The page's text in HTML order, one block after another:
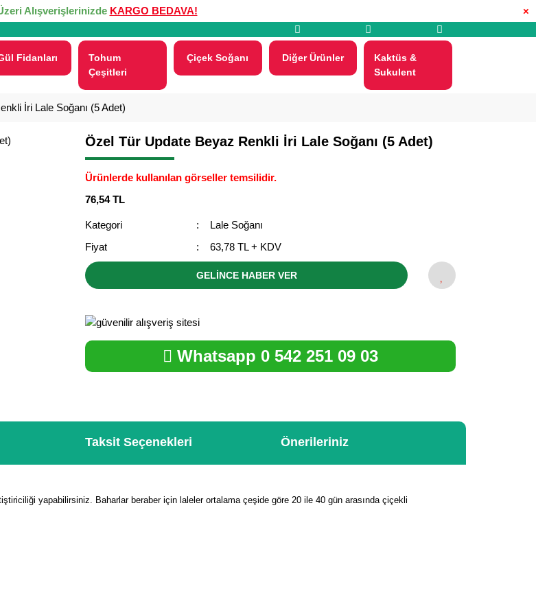
×
Alışverişlerinizde KARGO BEDAVA!
Fidanları
Tohum
Çeşitleri
Çiçek Soğanı Diğer Ürünler
Kaktüs &
Sukulent
İri Lale Soğanı (5 Adet)
Özel Tür Update Beyaz Renkli İri Lale Soğanı (5 Adet)
Ürünlerde kullanılan görseller temsilidir.
76,54 TL
Kategori
Lale Soğanı
Fiyat
63,78 TL + KDV
GELİNCE HABER VER
Whatsapp 0 542 251 09 03
Taksit Seçenekleri Önerileriniz
yapabilirsiniz. Baharlar beraber için laleler ortalama çeşide göre 20 ile 40 gün arasında çiçekli